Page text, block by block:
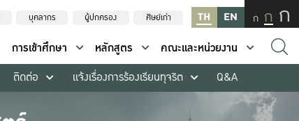
บุคลากร ผู้ปกครอง ศิษย์เก่า TH EN ก ก ก
การเข้าศึกษา หลักสูตร
คณะและหน่วยงาน
ติดต่อ แจ้งเรื่องการร้องเรียนทุจริต Q&A